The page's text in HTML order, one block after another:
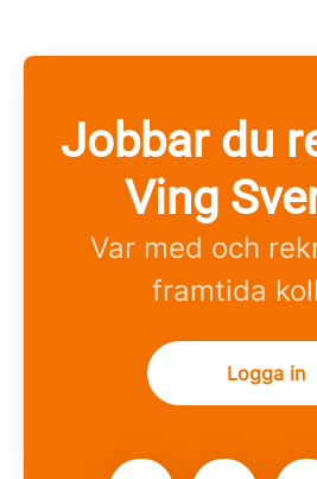
Jobbar du
Ving
Var med och
framtida
Logga in